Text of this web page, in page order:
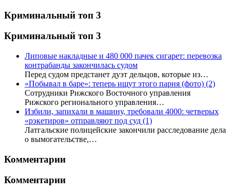
Криминальный топ 3
Криминальный топ 3
Липовые накладные и 480 000 пачек сигарет: перевозка
контрабанды закончилась судом
Перед судом предстанет дуэт дельцов, которые из…
«Побывал в баре»: теперь ищут этого парня (фото) (2)
Сотрудники Рижского Восточного управления
Рижского регионального управления…
Избили, запихали в машину, требовали 4000: четверых
«рэкетиров» отправляют под суд (1)
Латгальские полицейские закончили расследование дела
о вымогательстве,…
Комментарии
Комментарии